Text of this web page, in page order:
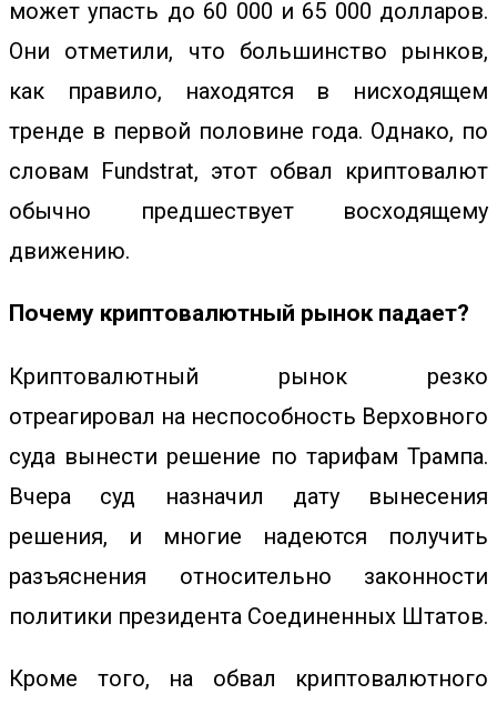
может упасть до 60 000 и 65 000 долларов.
Они отметили, что большинство рынков,
как правило, находятся в нисходящем
тренде в первой половине года. Однако, по
словам Fundstrat, этот обвал криптовалют
обычно предшествует восходящему
движению.
Почему криптовалютный рынок падает?
Криптовалютный рынок резко
отреагировал на неспособность Верховного
суда вынести решение по тарифам Трампа.
Вчера суд назначил дату вынесения
решения, и многие надеются получить
разъяснения относительно законности
политики президента Соединенных Штатов.
Кроме того, на обвал криптовалютного